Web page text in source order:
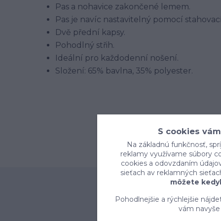
Pas a nohavice zakončené lemem.
Pas je navíc nastavitelný pomocí
Dvě přední kapsy.
Pohodlný střih.
Ideální pro každodenní nošení.
Složení: 65% bavlna, 35% polyester.
S cookies
Na základnú funkčnosť,
reklamy využívame súbory
cookies a odovzdaním
sieťach av reklamných
môžete
Pohodlnejšie a rýchlejšie
vám